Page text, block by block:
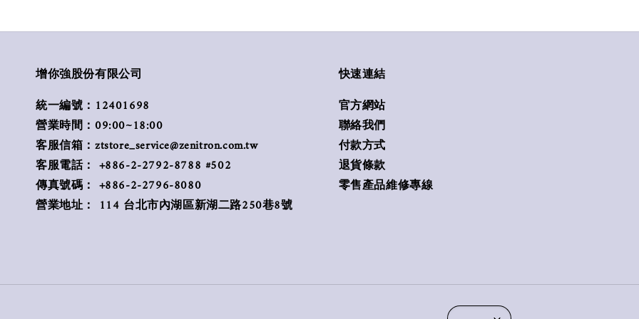
增你強股份有限公司
統一編號：12401698
營業時間：09:00~18:00
客服信箱：ztstore_service@zenitron.com.tw
客服電話： +886-2-2792-8788 #502
傳真號碼： +886-2-2796-8080
營業地址： 114 台北市內湖區新湖二路250巷8號
快速連結
官方網站
聯絡我們
付款方式
退貨條款
零售產品維修專線